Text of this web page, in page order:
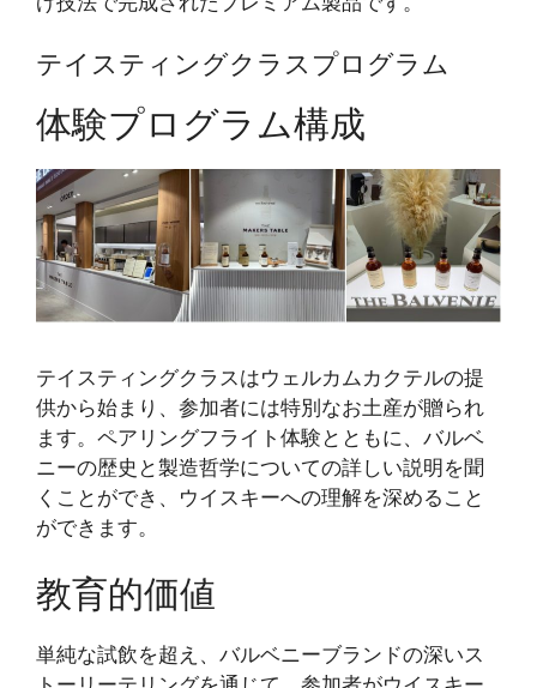
テイスティングクラスプログラム
体験プログラム構成
テイスティングクラスはウェルカムカクテルの提
供から始まり、参加者には特別なお土産が贈られ
ます。ペアリングフライト体験とともに、バルベ
ニーの歴史と製造哲学についての詳しい説明を聞
くことができ、ウイスキーへの理解を深めること
ができます。
教育的価値
単純な試飲を超え、バルベニーブランドの深いス